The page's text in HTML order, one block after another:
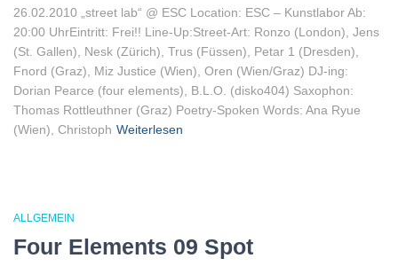
26.02.2010 „street lab“ @ ESC Location: ESC – Kunstlabor Ab:
20:00 UhrEintritt: Frei!! Line-Up:Street-Art: Ronzo (London), Jens
(St. Gallen), Nesk (Zürich), Trus (Füssen), Petar 1 (Dresden),
Fnord (Graz), Miz Justice (Wien), Oren (Wien/Graz) DJ-ing:
Dorian Pearce (four elements), B.L.O. (disko404) Saxophon:
Thomas Rottleuthner (Graz) Poetry-Spoken Words: Ana Ryue
(Wien), Christoph Weiterlesen
ALLGEMEIN
Four Elements 09 Spot